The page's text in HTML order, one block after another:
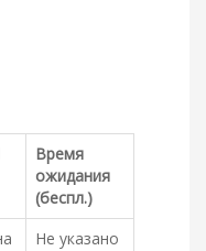
Время
ожидания
(беспл.)
Не указано